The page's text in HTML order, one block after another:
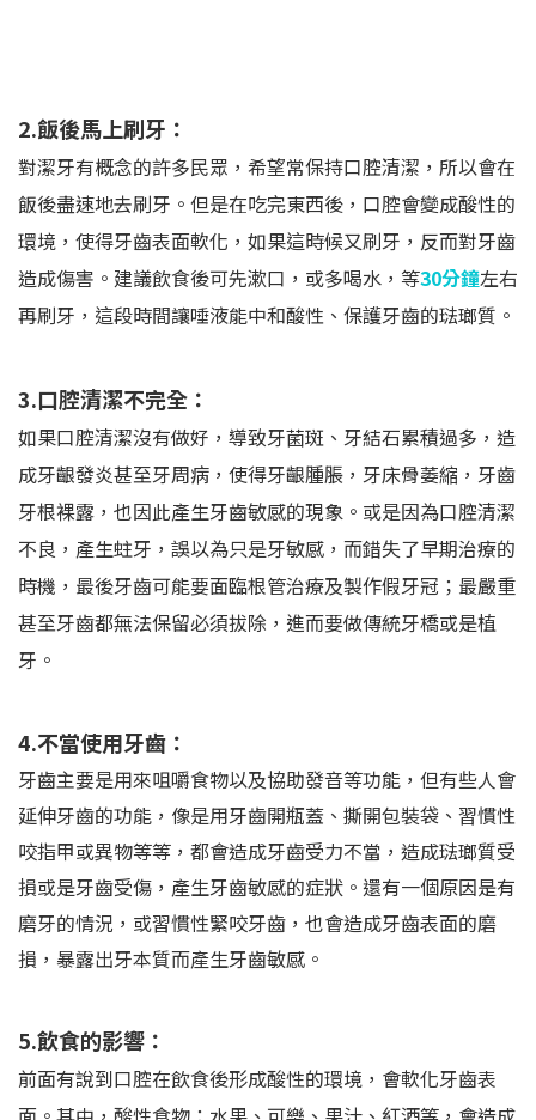
2.飯後馬上刷牙：
對潔牙有概念的許多民眾，希望常保持口腔清潔，所以會在
飯後盡速地去刷牙。但是在吃完東西後，口腔會變成酸性的
環境，使得牙齒表面軟化，如果這時候又刷牙，反而對牙齒
造成傷害。建議飲食後可先漱口，或多喝水，等30分鐘左右
再刷牙，這段時間讓唾液能中和酸性、保護牙齒的琺瑯質。
3.口腔清潔不完全：
如果口腔清潔沒有做好，導致牙菌斑、牙結石累積過多，造
成牙齦發炎甚至牙周病，使得牙齦腫脹，牙床骨萎縮，牙齒
牙根裸露，也因此產生牙齒敏感的現象。或是因為口腔清潔
不良，產生蛀牙，誤以為只是牙敏感，而錯失了早期治療的
時機，最後牙齒可能要面臨根管治療及製作假牙冠；最嚴重
甚至牙齒都無法保留必須拔除，進而要做傳統牙橋或是植
牙。
4.不當使用牙齒：
牙齒主要是用來咀嚼食物以及協助發音等功能，但有些人會
延伸牙齒的功能，像是用牙齒開瓶蓋、撕開包裝袋、習慣性
咬指甲或異物等等，都會造成牙齒受力不當，造成琺瑯質受
損或是牙齒受傷，產生牙齒敏感的症狀。還有一個原因是有
磨牙的情況，或習慣性緊咬牙齒，也會造成牙齒表面的磨
損，暴露出牙本質而產生牙齒敏感。
5.飲食的影響：
前面有說到口腔在飲食後形成酸性的環境，會軟化牙齒表